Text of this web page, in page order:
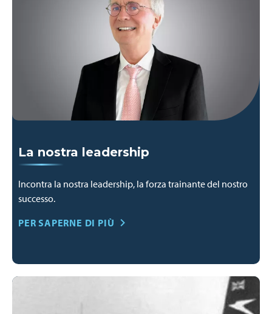
La nostra leadership
Incontra la nostra leadership, la forza trainante del nostro
successo.
PER SAPERNE DI PIÙ